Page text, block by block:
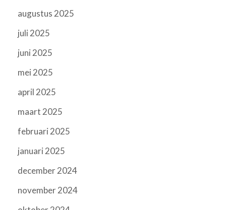
augustus 2025
juli 2025
juni 2025
mei 2025
april 2025
maart 2025
februari 2025
januari 2025
december 2024
november 2024